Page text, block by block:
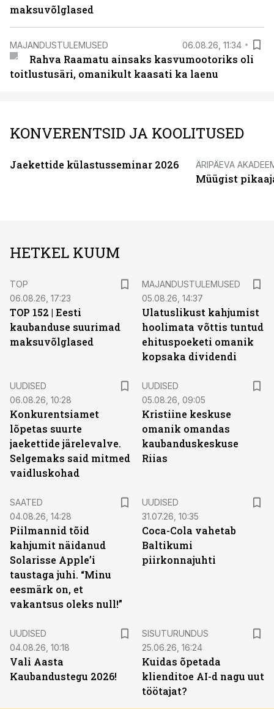
maksuvõlglased
MAJANDUSTULEMUSED 06.08.26, 11:34
Rahva Raamatu ainsaks kasvumootoriks oli
toitlustusäri, omanikult kaasati ka laenu
KONVERENTSID JA KOOLITUSED
Jaekettide külastusseminar 2026 ÄRIPÄEVA
Müügist
HETKEL KUUM
TOP
06.08.26, 17:23
TOP 152 | Eesti
kaubanduse suurimad
maksuvõlglased
MAJANDUSTULEMUSED
05.08.26, 14:37
Ulatuslikust kahjumist
hoolimata võttis tuntud
ehituspoeketi omanik
kopsaka dividendi
UUDISED
06.08.26, 10:28
Konkurentsiamet
lõpetas suurte
jaekettide järelevalve.
Selgemaks said mitmed
vaidluskohad
UUDISED
05.08.26, 09:05
Kristiine keskuse
omanik omandas
kaubanduskeskuse
Riias
SAATED
04.08.26, 14:28
Piilmannid tõid
kahjumit näidanud
Solarisse Apple’i
taustaga juhi. “Minu
eesmärk on, et
vakantsus oleks null!”
UUDISED
31.07.26, 10:35
Coca-Cola vahetab
Baltikumi
piirkonnajuhti
UUDISED
04.08.26, 10:18
Vali Aasta
Kaubandustegu 2026!
SISUTURUNDUS
25.06.26, 16:24
Kuidas õpetada
klienditoe AI-d nagu uut
töötajat?